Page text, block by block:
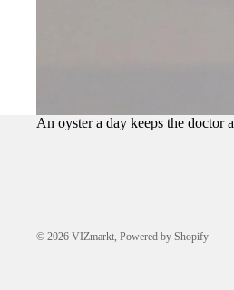
An oyster a day keeps the doctor
© 2026 VIZmarkt, Powered by Shopify